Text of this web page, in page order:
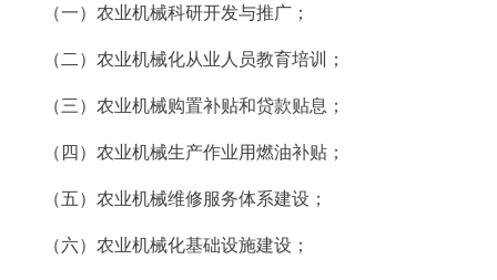
（一）农业机械科研开发与推广；
（二）农业机械化从业人员教育培训；
（三）农业机械购置补贴和贷款贴息；
（四）农业机械生产作业用燃油补贴；
（五）农业机械维修服务体系建设；
（六）农业机械化基础设施建设；